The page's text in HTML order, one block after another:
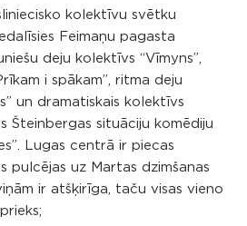
kolektīvu svētku
Feimaņu pagasta
deju kolektīvs “Vīmyns”,
i spākam”, ritma deju
un dramatiskais kolektīvs
Šteinbergas situāciju komēdiju
Lugas centrā ir piecas
pulcējas uz Martas dzimšanas
ir atšķirīga, taču visas vieno